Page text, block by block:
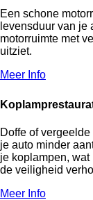
Een schone
levensduur van je
motorruimte met
uitziet.
Meer Info
Doffe of
je auto minder
je koplampen,
de veiligheid
Meer Info